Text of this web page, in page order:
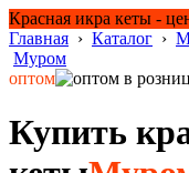
Красная икра кеты -
Главная › Каталог ›
Муром
оптом
Купить